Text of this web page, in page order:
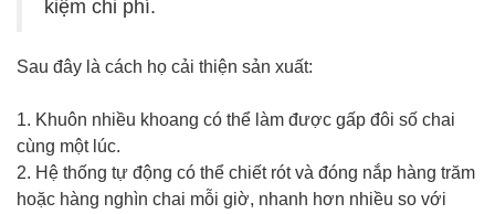
kiệm chi phí.
Sau đây là cách họ cải thiện sản xuất:
1. Khuôn nhiều khoang có thể làm được gấp đôi số chai
cùng một lúc.
2. Hệ thống tự động có thể chiết rót và đóng nắp hàng trăm
hoặc hàng nghìn chai mỗi giờ, nhanh hơn nhiều so với